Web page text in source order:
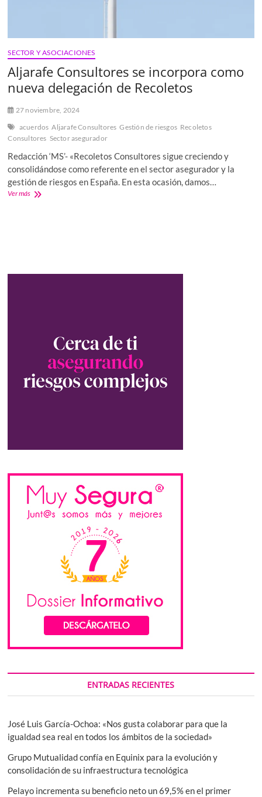
SECTOR Y ASOCIACIONES
Aljarafe Consultores se incorpora como
nueva delegación de Recoletos
27 noviembre, 2024
acuerdos Aljarafe Consultores Gestión de riesgos Recoletos
Consultores Sector asegurador
Redacción ‘MS’- «Recoletos Consultores sigue creciendo y
consolidándose como referente en el sector asegurador y la
gestión de riesgos en España. En esta ocasión, damos…
Ver másAljarafe
ENTRADAS RECIENTES
José Luis García-Ochoa: «Nos gusta colaborar para que la
igualdad sea real en todos los ámbitos de la sociedad»
Grupo Mutualidad confía en Equinix para la evolución y
consolidación de su infraestructura tecnológica
Pelayo incrementa su beneficio neto un 69,5% en el primer